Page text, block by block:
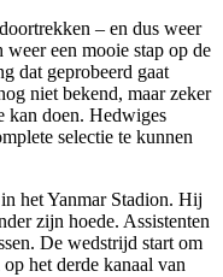
– en dus weer
een mooie stap op de
dat geprobeerd gaat
niet bekend, maar zeker
kan doen. Hedwiges
selectie te kunnen
het Yanmar Stadion. Hij
zijn hoede. Assistenten
De wedstrijd start om
het derde kanaal van